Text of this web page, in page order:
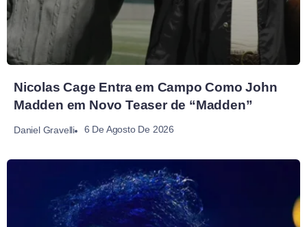
Nicolas Cage Entra em Campo Como John
Madden em Novo Teaser de “Madden”
Daniel Gravelli 6 De Agosto De 2026